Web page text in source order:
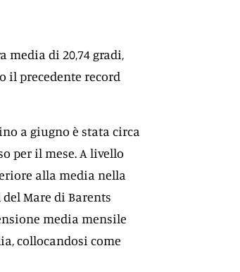
media di 20,74 gradi,
il precedente record
a giugno è stata circa
per il mese. A livello
alla media nella
Mare di Barents
media mensile
collocandosi come